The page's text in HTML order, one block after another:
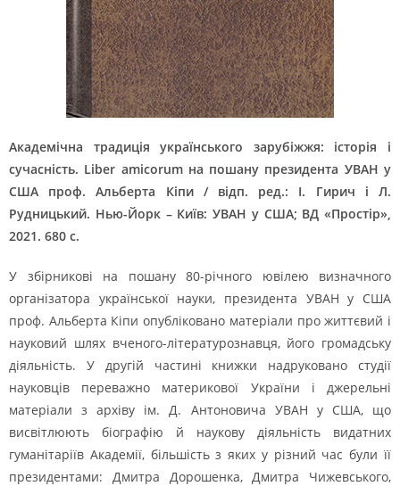
Академічна традиція українського зарубіжжя: історія і
сучасність. Liber amicorum на пошану президента УВАН у
США проф. Альберта Кіпи / відп. ред.: І. Гирич і Л.
Рудницький. Нью-Йорк – Київ: УВАН у США; ВД «Простір»,
2021. 680 с.
У збірникові на пошану 80-річного ювілею визначного
організатора української науки, президента УВАН у США
проф. Альберта Кіпи опубліковано матеріали про життєвий і
науковий шлях вченого-літературознавця, його громадську
діяльність. У другій частині книжки надруковано студії
науковців переважно материкової України і джерельні
матеріали з архіву ім. Д. Антоновича УВАН у США, що
висвітлюють біографію й наукову діяльність видатних
гуманітаріїв Академії, більшість з яких у різний час були її
президентами: Дмитра Дорошенка, Дмитра Чижевського,